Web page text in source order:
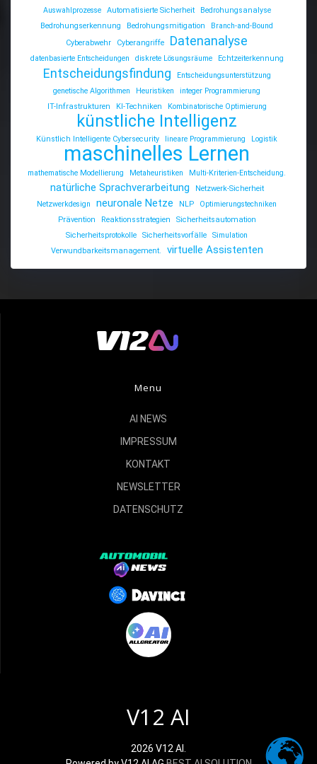
Auswahlprozesse
Automatisierte Sicherheit
Bedrohungsanalyse
Bedrohungserkennung
Bedrohungsmitigation
Branch-and-Bound
Cyberabwehr
Cyberangriffe Datenanalyse
datenbasierte Entscheidungen diskrete Lösungsräume Echtzeiterkennung
Entscheidungsfindung
Entscheidungsunterstützung
genetische Algorithmen
Heuristiken
integer Programmierung
IT-Infrastrukturen
KI-Techniken Kombinatorische Optimierung
künstliche Intelligenz
Künstlich Intelligente Cybersecurity lineare Programmierung Logistik
maschinelles Lernen
mathematische Modellierung Metaheuristiken Multi-Kriterien-Entscheidung.
natürliche Sprachverarbeitung
Netzwerk-Sicherheit
Netzwerkdesign
neuronale Netze NLP
Optimierungstechniken
Prävention
Reaktionsstrategien
Sicherheitsautomation
Sicherheitsprotokolle
Sicherheitsvorfälle
Simulation
Verwundbarkeitsmanagement.
virtuelle Assistenten
Menu
AI NEWS
IMPRESSUM
KONTAKT
NEWSLETTER
DATENSCHUTZ
V12 AI
2026 V12 AI.